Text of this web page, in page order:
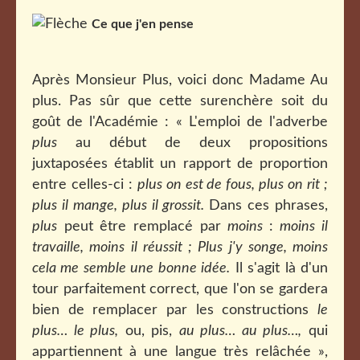
Ce que j'en pense
Après Monsieur Plus, voici donc Madame Au
plus. Pas sûr que cette surenchère soit du
goût de l'Académie : « L'emploi de l'adverbe
plus au début de deux propositions
juxtaposées établit un rapport de proportion
entre celles-ci : plus on est de fous, plus on rit ;
plus il mange, plus il grossit. Dans ces phrases,
plus peut être remplacé parmoins :moins il
travaille, moins il réussit ; Plus j'y songe, moins
cela me semble une bonne idée. Il s'agit là d'un
tour parfaitement correct, que l'on se gardera
bien de remplacer par les constructions le
plus… le plus, ou, pis, au plus… au plus…, qui
appartiennent à une langue très relâchée »,